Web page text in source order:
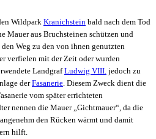
Wildpark Kranichstein bald nach dem Tod
Mauer aus Bruchsteinen schützen und
Weg zu den von ihnen genutzten
verfielen mit der Zeit oder wurden
LandgrafLudwig VIII. jedoch zu
derFasanerie . Diesem Zweck dient die
vom später errichteten
nennen die Mauer „Gichtmauer“, da die
den Rücken wärmt und damit
hilft.